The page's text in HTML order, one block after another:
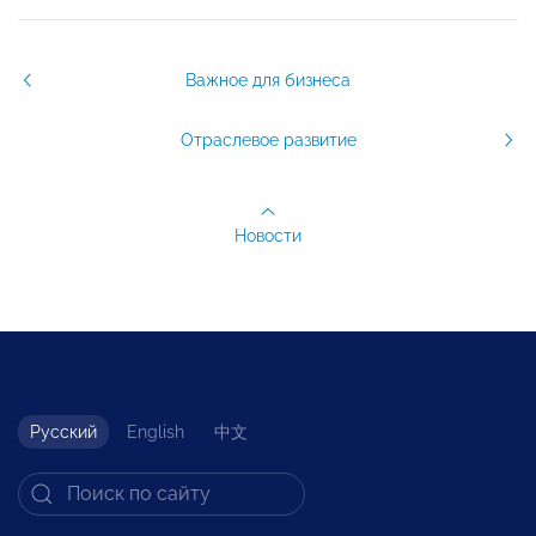
Важное для бизнеса
Отраслевое развитие
Новости
Русский English 中文